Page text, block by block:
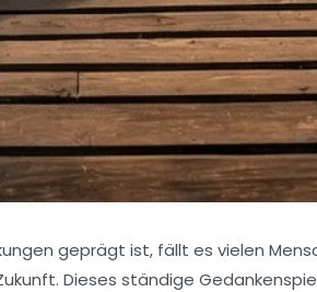
geprägt ist, fällt es vielen
Dieses ständige